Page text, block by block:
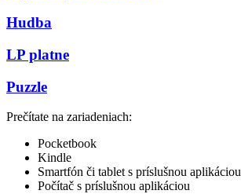
Hudba
LP platne
Puzzle
Prečítate na zariadeniach:
Pocketbook
Kindle
Smartfón či tablet s príslušnou aplikáciou
Počítač s príslušnou aplikáciou